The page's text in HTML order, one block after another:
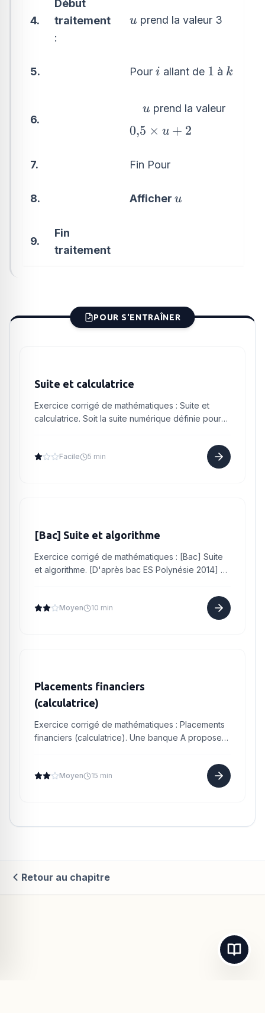
4.
Début
traitement
:
u
u prend la valeur 3
5. Pour i
i allant de 1
1 à k
k
6.
\quad
u
u prend la valeur
0{,}5\times
0,5 × u + 2
7. Fin Pour
8. Afficher u
u
9.
Fin
traitement
POUR S'ENTRAÎNER
Suite et calculatrice
Exercice corrigé de mathématiques : Suite et
calculatrice. Soit la suite numérique définie pour
Facile 5 min
[Bac] Suite et algorithme
Exercice corrigé de mathématiques : [Bac] Suite
et algorithme. [D'après bac ES Polynésie 2014] La
Moyen 10 min
Placements financiers
(calculatrice)
Exercice corrigé de mathématiques : Placements
financiers (calculatrice). Une banque A propose
Moyen 15 min
Retour au chapitre